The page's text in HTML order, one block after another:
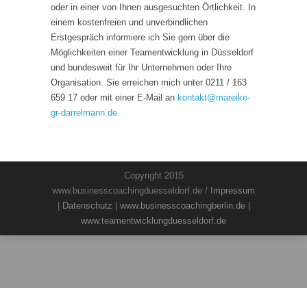
oder in einer von Ihnen ausgesuchten Örtlichkeit. In
einem kostenfreien und unverbindlichen
Erstgespräch informiere ich Sie gern über die
Möglichkeiten einer Teamentwicklung in Düsseldorf
und bundesweit für Ihr Unternehmen oder Ihre
Organisation. Sie erreichen mich unter 0211 / 163
659 17 oder mit einer E-Mail an kontakt@mareike-
gr-darrelmann.de
Copyright 2015
www.businesscoachingduesseldorf.de / Impressum
Datenschutz www.businesscoachingberlin.de|
www.teamentwicklungduesseldorf.de